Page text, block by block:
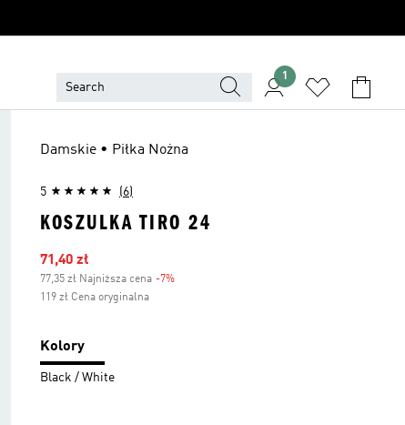
1
Damskie • Piłka Nożna
5 (6)
KOSZULKA TIRO 24
Ceny na wyprzedaży
71,40 zł
77,35 zł Najniższa cena -7%
119 zł Cena oryginalna
Kolory
Black / White